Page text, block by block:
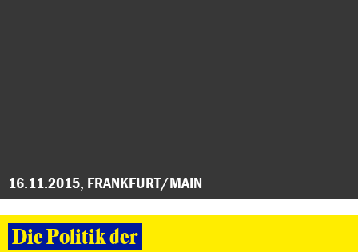
16.11.2015, FRANKFURT/MAIN
Die Politik der